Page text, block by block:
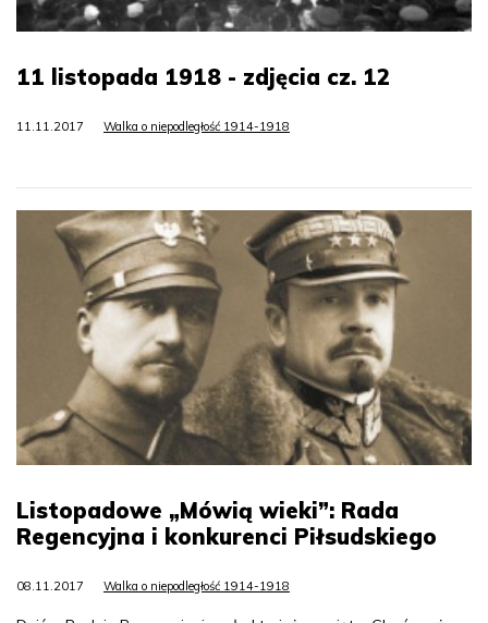
11 listopada 1918 - zdjęcia cz. 12
11.11.2017 Walka o niepodległość 1914-1918
Listopadowe „Mówią wieki”: Rada
Regencyjna i konkurenci Piłsudskiego
08.11.2017 Walka o niepodległość 1914-1918